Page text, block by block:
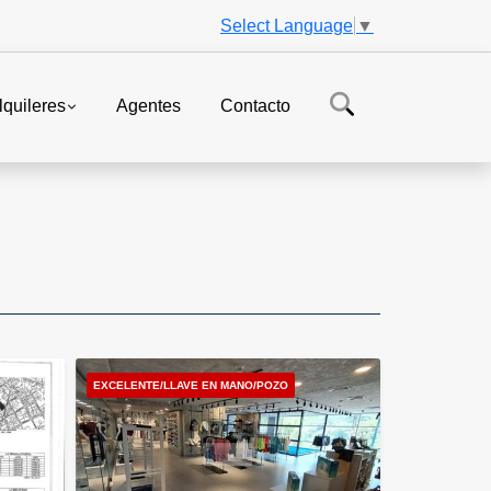
Select Language ▼
Agentes Contacto
EXCELENTE/LLAVE EN MANO/POZO